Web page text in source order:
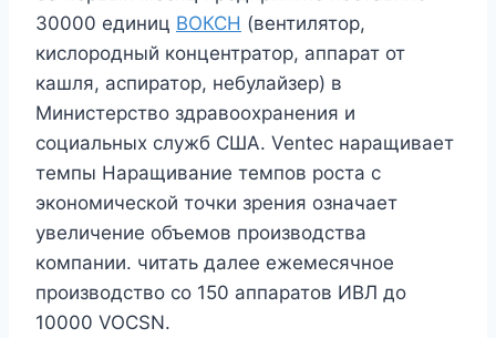
30000 единиц ВОКСН (вентилятор,
кислородный концентратор, аппарат от
кашля, аспиратор, небулайзер) в
Министерство здравоохранения и
социальных служб США. Ventec наращивает
темпы Наращивание темпов роста с
экономической точки зрения означает
увеличение объемов производства
компании. читать далее ежемесячное
производство со 150 аппаратов ИВЛ до
10000 VOCSN.